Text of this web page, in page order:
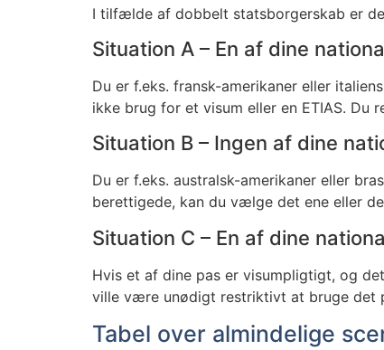
I tilfælde af dobbelt statsborgerskab er
Situation A – En af dine
Du er f.eks. fransk-amerikaner eller
ikke brug for et visum eller en ETIAS.
Situation B – Ingen af dine
Du er f.eks. australsk-amerikaner eller
berettigede, kan du vælge det ene eller
Situation C – En af dine
Hvis et af dine pas er visumpligtigt, og
ville være unødigt restriktivt at bruge det
Tabel over almindelige